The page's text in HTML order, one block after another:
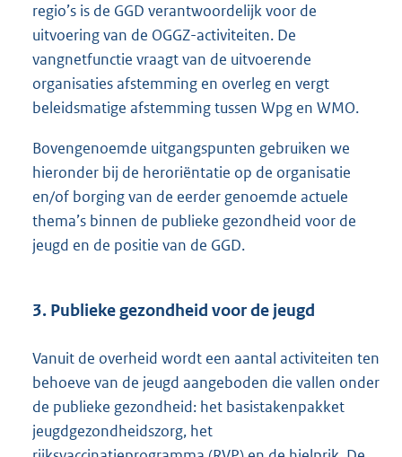
regio’s is de GGD verantwoordelijk voor de
uitvoering van de OGGZ-activiteiten. De
vangnetfunctie vraagt van de uitvoerende
organisaties afstemming en overleg en vergt
beleidsmatige afstemming tussen Wpg en WMO.
Bovengenoemde uitgangspunten gebruiken we
hieronder bij de heroriëntatie op de organisatie
en/of borging van de eerder genoemde actuele
thema’s binnen de publieke gezondheid voor de
jeugd en de positie van de GGD.
3. Publieke gezondheid voor de jeugd
Vanuit de overheid wordt een aantal activiteiten ten
behoeve van de jeugd aangeboden die vallen onder
de publieke gezondheid: het basistakenpakket
jeugdgezondheidszorg, het